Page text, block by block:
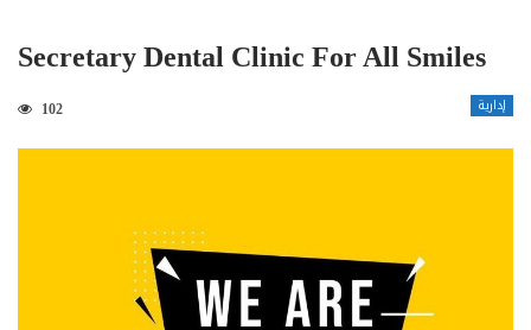
Secretary Dental Clinic For All Smiles
إدارية 102